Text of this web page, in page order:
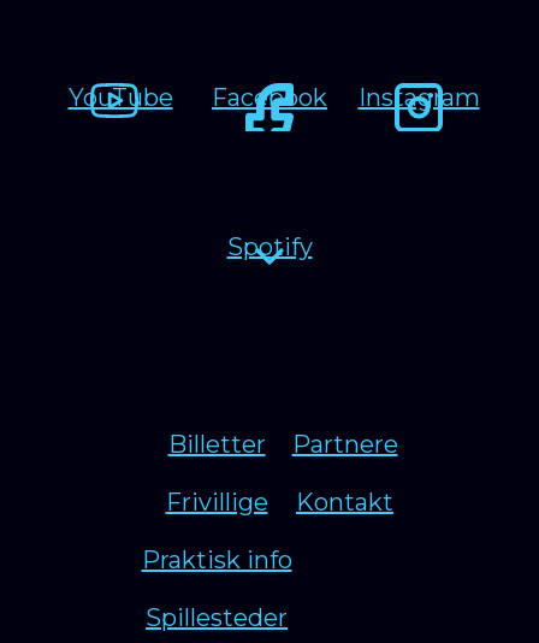
YouTube Facebook Instagram
Spotify
Billetter
Frivillige
Praktisk info
Spillesteder
Partnere
Kontakt